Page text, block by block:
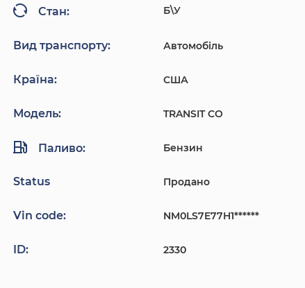
Стан: Б\У
Вид транспорту: Автомобіль
Країна: США
Модель: TRANSIT CO
Паливо: Бензин
Status Продано
Vin code: NM0LS7E77H1******
ID: 2330